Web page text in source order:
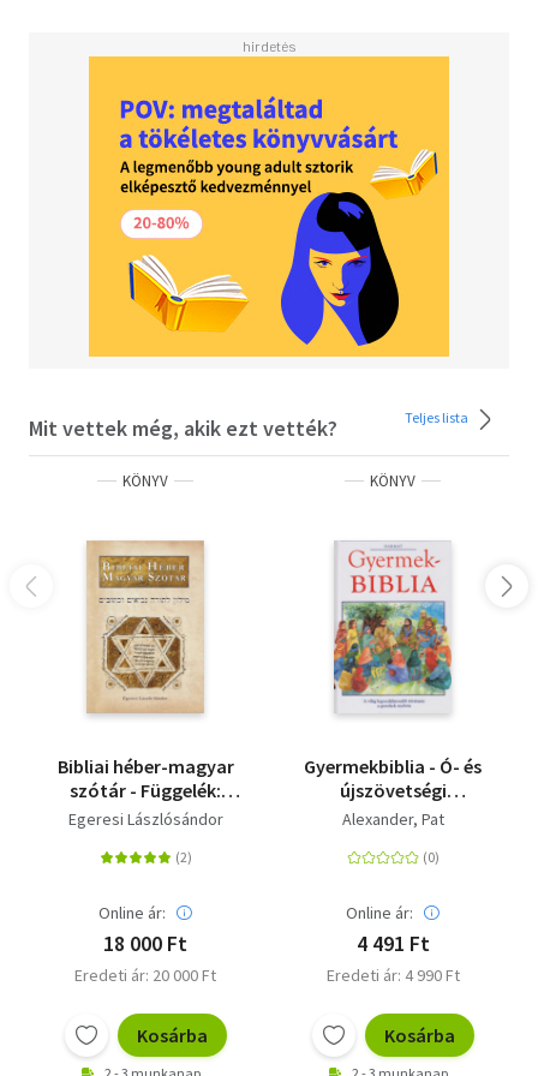
kommentárja - is helyet kapott. A bőséges
tanulmányokkal kiegészített gyűjteményes kötet a maga
teljességében most jelenik meg először magyarul.
Mit vettek még, akik ezt vették? Teljes lista
KÖNYV
Bibliai héber-magyar
szótár - Függelék:
bibliai arámi szavak
Egeresi Lászlósándor
Online ár:
18 000 Ft
Eredeti ár: 20 000 Ft
Kosárba
KÖNYV
Gyermekbiblia - Ó- és
újszövetségi
történetek
Alexander, Pat
Online ár:
4 491 Ft
Eredeti ár: 4 990 Ft
Kosárba